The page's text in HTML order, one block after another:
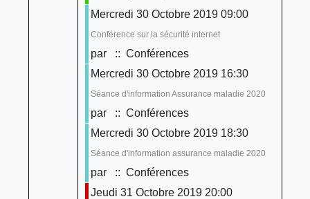
Mercredi 30 Octobre 2019 09:00
Conférence sur la sécurité internet
par
:: Conférences
Mercredi 30 Octobre 2019 16:30
Séance d'information Assurance maladie 2020
par
:: Conférences
Mercredi 30 Octobre 2019 18:30
Séance d'information assurance maladie 2020
par
:: Conférences
Jeudi 31 Octobre 2019 20:00